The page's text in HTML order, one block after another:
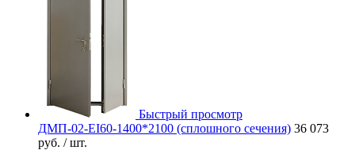
Быстрый просмотр
ДМП-02-EI60-1400*2100 (сплошного сечения) 36 073
руб. / шт.